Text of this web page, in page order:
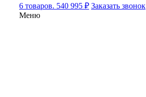
6 товаров. 540 995 ₽ Заказать звонок
Меню